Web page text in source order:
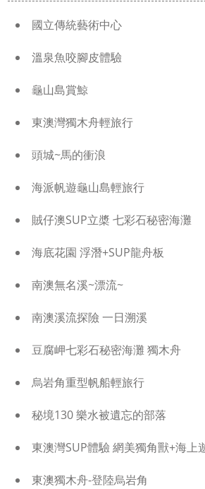
國立傳統藝術中心
溫泉魚咬腳皮體驗
龜山島賞鯨
東澳灣獨木舟輕旅行
頭城~馬的衝浪
海派帆遊龜山島輕旅行
賊仔澳SUP立槳 七彩石秘密海灘
海底花園 浮潛+SUP龍舟板
南澳無名溪~漂流~
南澳溪流探險 一日溯溪
豆腐岬七彩石秘密海灘 獨木舟
烏岩角重型帆船輕旅行
秘境130 樂水被遺忘的部落
東澳灣SUP體驗 網美獨角獸+海上
東澳獨木舟-登陸烏岩角